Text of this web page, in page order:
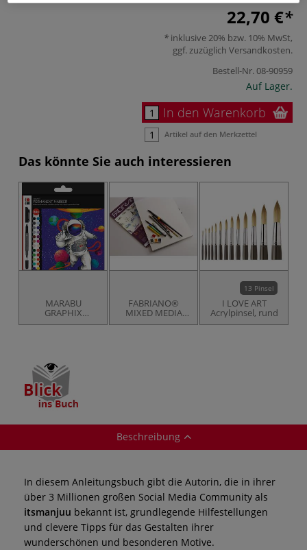
22,70 €
inklusive 20% bzw. 10% MwSt,
ggf. zuzüglich Versandkosten.
Bestell-Nr.08-90959
Auf Lager.
In den Warenkorb
Artikel auf den Merkzettel
Das könnte Sie auch interessieren
MARABU
GRAPHIX
Permanent
FABRIANO®
MIXED MEDIA
Block
13 Pinsel
I LOVE ART
Acrylpinsel, rund
Beschreibung
In diesem Anleitungsbuch gibt die Autorin, die in ihrer
über 3 Millionen großen Social Media Community als
itsmanjuu bekannt ist, grundlegende Hilfestellungen
und clevere Tipps für das Gestalten ihrer
wunderschönen und besonderen Motive.